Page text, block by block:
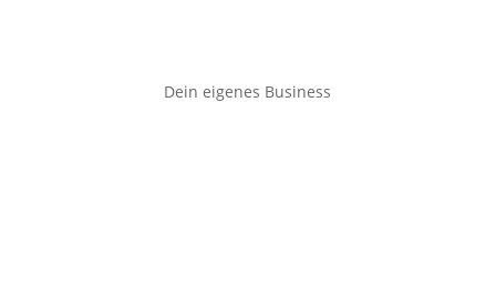
Dein eigenes Business